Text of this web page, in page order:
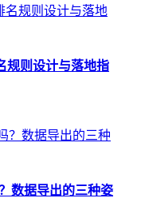
规则设计与落地指
数据导出的三种姿